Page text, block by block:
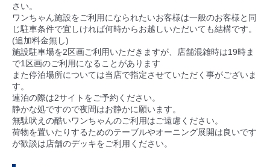
さい。
ワンちゃん施設をご利用になられたいお客様は一般のお客様と同
じ駐車条件で宜しければ何時からお越しいただいても結構です。
(追加料金無し)
施設駐車場を2区画ご利用いただきますが、店舗混雑時は19時ま
で1区画のご利用になることがあります
また停泊場所については当店で指定させていただく事がございま
す。
連泊の際は2サイトをご予約ください。
静かな処ですので夜間はお静かに願います。
無駄吠えの酷いワンちゃんのご利用はご遠慮ください。
荷物を置いたりするためのテーブルやオーニング展開は良いです
が歓談は店舗のデッキをご利用ください。